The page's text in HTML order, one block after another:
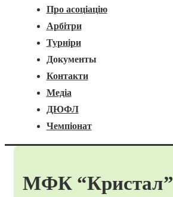
Про асоціацію
Арбітри
Турніри
Документы
Контакти
Медіа
ДЮФЛ
Чемпіонат
МФК “Кристал”